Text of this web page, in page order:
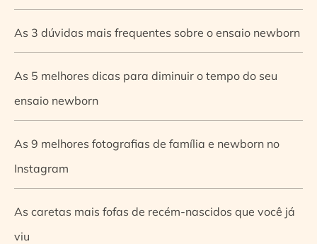
As 3 dúvidas mais frequentes sobre o ensaio newborn
As 5 melhores dicas para diminuir o tempo do seu
ensaio newborn
As 9 melhores fotografias de família e newborn no
Instagram
As caretas mais fofas de recém-nascidos que você já
viu